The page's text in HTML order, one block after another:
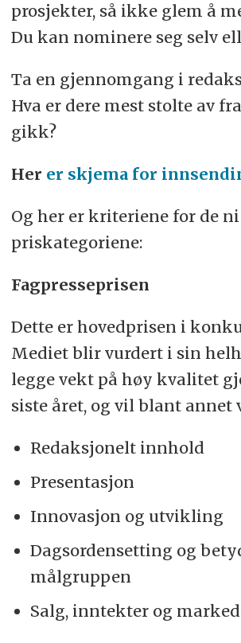
prosjekter, så ikke glem å
Du kan nominere seg selv
Ta en gjennomgang i
Hva er dere mest stolte av
gikk?
Her er skjema for
Og her er kriteriene for de ni
priskategoriene:
Fagpresseprisen
Dette er hovedprisen i
Mediet blir vurdert i sin
legge vekt på høy kvalitet
siste året, og vil blant annet
Redaksjonelt innhold
Presentasjon
Innovasjon og utvikling
Dagsordensetting og
målgruppen
Salg, inntekter og